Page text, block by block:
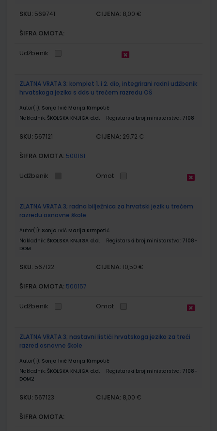
SKU: 569741 CIJENA: 8,00 €
ŠIFRA OMOTA:
Udžbenik
ZLATNA VRATA 3; komplet 1. i 2. dio, integrirani radni udžbenik
hrvatskoga jezika s dds u trećem razredu OŠ
Autor(i): Sonja Ivić Marija Krmpotić
Nakladnik: ŠKOLSKA KNJIGA d.d. Registarski broj ministarstva: 7108
SKU: 567121 CIJENA: 29,72 €
ŠIFRA OMOTA: 500161
Udžbenik Omot
ZLATNA VRATA 3; radna bilježnica za hrvatski jezik u trećem
razredu osnovne škole
Autor(i): Sonja Ivić Marija Krmpotić
Nakladnik: ŠKOLSKA KNJIGA d.d. Registarski broj ministarstva: 7108-
DOM
SKU: 567122 CIJENA: 10,50 €
ŠIFRA OMOTA: 500157
Udžbenik Omot
ZLATNA VRATA 3; nastavni listići hrvatskoga jezika za treći
razred osnovne škole
Autor(i): Sonja Ivić Marija Krmpotić
Nakladnik: ŠKOLSKA KNJIGA d.d. Registarski broj ministarstva: 7108-
DOM2
SKU: 567123 CIJENA: 8,00 €
ŠIFRA OMOTA: